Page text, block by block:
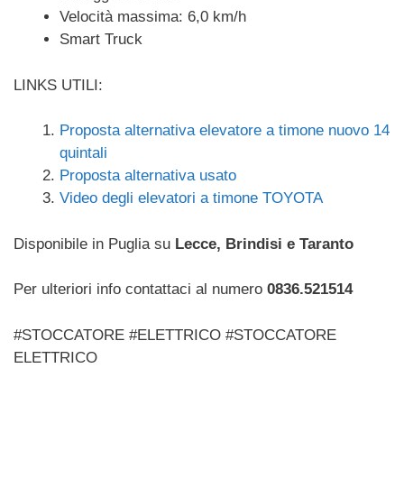
Velocità massima: 6,0 km/h
Smart Truck
LINKS UTILI:
Proposta alternativa elevatore a timone nuovo 14
quintali
Proposta alternativa usato
Video degli elevatori a timone TOYOTA
Disponibile in Puglia su Lecce, Brindisi e Taranto
Per ulteriori info contattaci al numero 0836.521514
#STOCCATORE #ELETTRICO #STOCCATORE
ELETTRICO